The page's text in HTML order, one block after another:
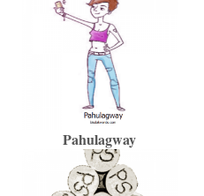
Pahulagway